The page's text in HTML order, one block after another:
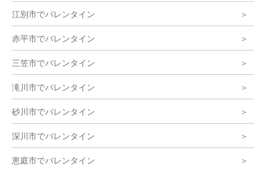
江別市でバレンタイン
赤平市でバレンタイン
三笠市でバレンタイン
滝川市でバレンタイン
砂川市でバレンタイン
深川市でバレンタイン
恵庭市でバレンタイン